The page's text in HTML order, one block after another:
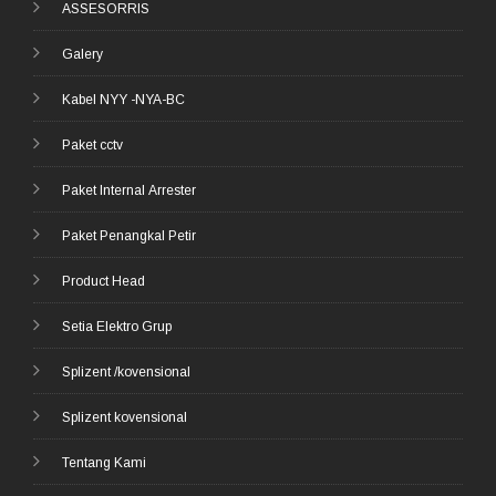
ASSESORRIS
Galery
Kabel NYY -NYA-BC
Paket cctv
Paket Internal Arrester
Paket Penangkal Petir
Product Head
Setia Elektro Grup
Splizent /kovensional
Splizent kovensional
Tentang Kami